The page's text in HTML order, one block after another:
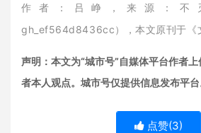
作者：吕峥，来源：不
gh_ef564d8436cc），本文原刊于《
声明：本文为“城市号”自媒体平台作者
者本人观点。城市号仅提供信息发布平台
点赞(3)